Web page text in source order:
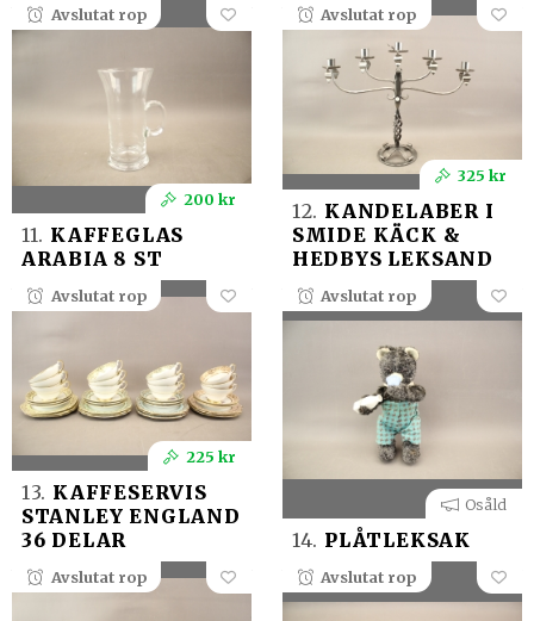
Avslutat rop
200 kr
11. KAFFEGLAS
ARABIA 8 ST
Avslutat rop
325 kr
12. KANDELABER I
SMIDE KÄCK &
HEDBYS LEKSAND
Avslutat rop
225 kr
13. KAFFESERVIS
STANLEY ENGLAND
36 DELAR
Avslutat rop
Osåld
14. PLÅTLEKSAK
Avslutat rop Avslutat rop